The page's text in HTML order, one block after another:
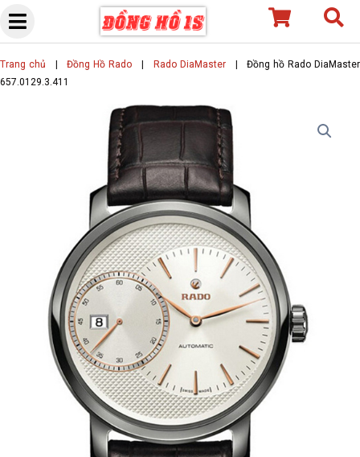
Skip
content
Trang chủ |Đồng Hồ Rado Rado DiaMaster|Đồng hồ Rado DiaMaster
657.0129.3.411